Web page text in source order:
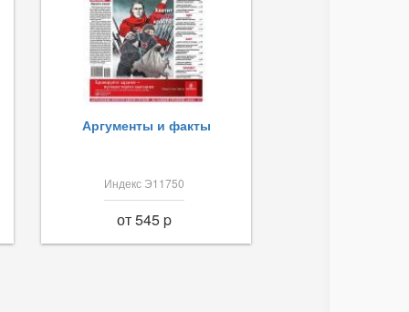
Аргументы и факты
Индекс Э11750
от 545 p